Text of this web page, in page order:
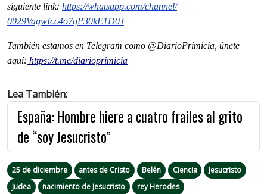
siguiente link: https://whatsapp.com/channel/
0029VagwIcc4o7qP30kE1D0J
También estamos en Telegram como @DiarioPrimicia, únete
aquí: https://t.me/diarioprimicia
Lea También:
España: Hombre hiere a cuatro frailes al grito
de “soy Jesucristo”
25 de diciembre antes de Cristo Belén Ciencia
Jesucristo
Judea
nacimiento de Jesucristo rey Herodes